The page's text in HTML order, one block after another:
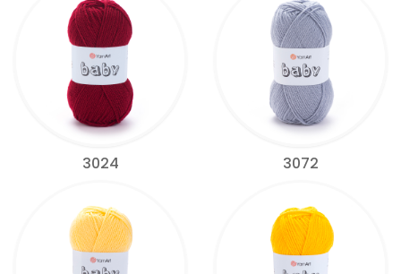
3024 3072